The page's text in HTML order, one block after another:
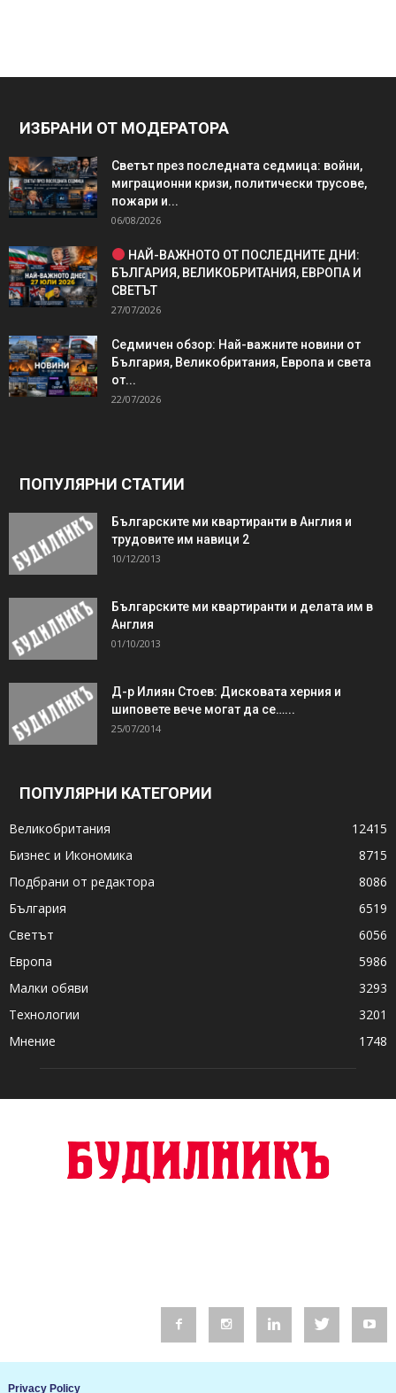
ИЗБРАНИ ОТ МОДЕРАТОРА
Светът през последната седмица: войни,
миграционни кризи, политически трусове,
пожари и...
06/08/2026
НАЙ-ВАЖНОТО ОТ ПОСЛЕДНИТЕ ДНИ:
БЪЛГАРИЯ, ВЕЛИКОБРИТАНИЯ, ЕВРОПА И
СВЕТЪТ
27/07/2026
Седмичен обзор: Най-важните новини от
България, Великобритания, Европа и света
от...
22/07/2026
ПОПУЛЯРНИ СТАТИИ
Българските ми квартиранти в Англия и
трудовите им навици 2
10/12/2013
Българските ми квартиранти и делата им в
Англия
01/10/2013
Д-р Илиян Стоев: Дисковата херния и
шиповете вече могат да се…...
25/07/2014
ПОПУЛЯРНИ КАТЕГОРИИ
Великобритания
12415
Бизнес и Икономика
8715
Подбрани от редактора
8086
България
6519
Светът
6056
Европа
5986
Малки обяви
3293
Технологии
3201
Мнение
1748
Privacy Policy